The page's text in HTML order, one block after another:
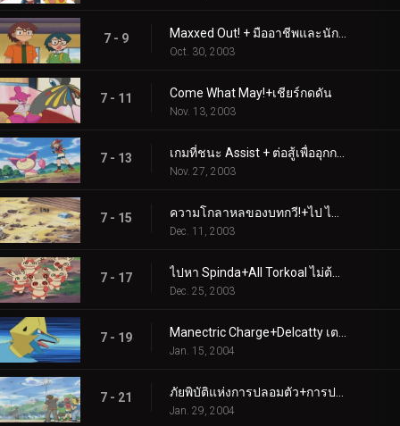
7 - 9
Oct. 30, 2003
7 - 11 Come What May!+เชียร์กดดัน
Nov. 13, 2003
7 - 13
Nov. 27, 2003
7 - 15
Dec. 11, 2003
7 - 17
Dec. 25, 2003
7 - 19
Jan. 15, 2004
7 - 21
Jan. 29, 2004